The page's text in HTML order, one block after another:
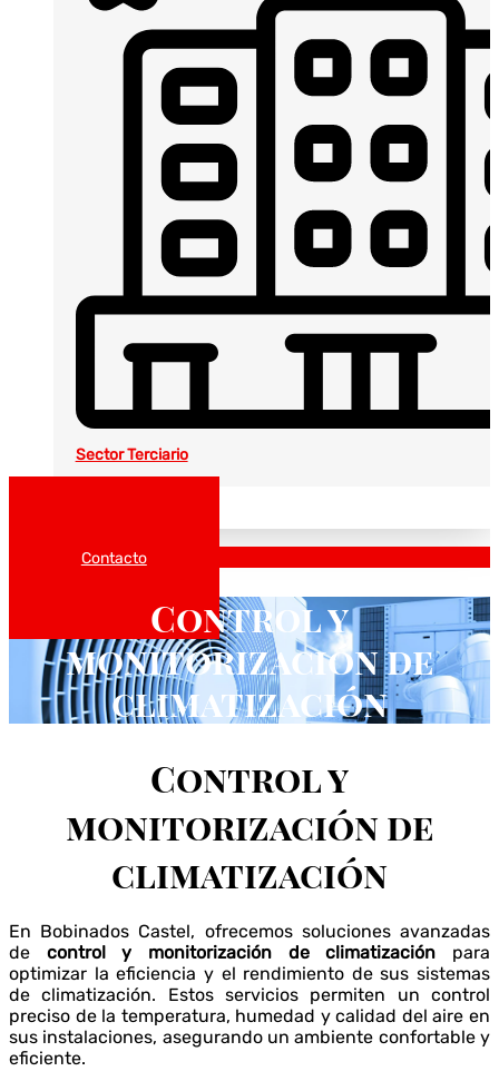
Sector Terciario
Contacto
Control y
monitorización de
climatización​
Control y
monitorización de
climatización
En Bobinados Castel, ofrecemos soluciones avanzadas
de control y monitorización de climatización para
optimizar la eficiencia y el rendimiento de sus sistemas
de climatización. Estos servicios permiten un control
preciso de la temperatura, humedad y calidad del aire en
sus instalaciones, asegurando un ambiente confortable y
eficiente.